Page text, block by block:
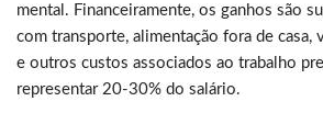
mental. Financeiramente, os ganhos são
com transporte, alimentação fora de casa,
e outros custos associados ao trabalho
representar 20-30% do salário.